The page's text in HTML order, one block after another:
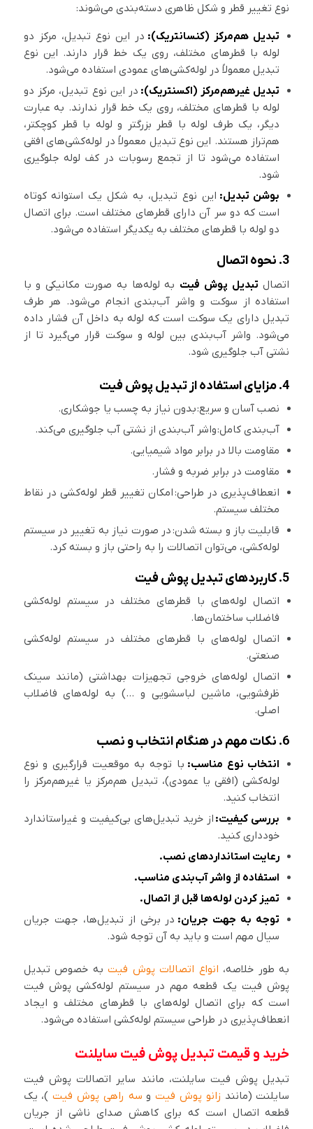
نوع تغییر قطر و شکل ظاهری دسته‌بندی می‌شوند:
تبدیل هم‌مرکز (کنسانتریک): در این نوع تبدیل، مرکز دو
لوله با قطرهای مختلف، روی یک خط قرار دارند. این نوع
تبدیل معمولاً در لوله‌کشی‌های عمودی استفاده می‌شود.
تبدیل غیرهم‌مرکز (اکسنتریک): در این نوع تبدیل، مرکز دو
لوله با قطرهای مختلف، روی یک خط قرار ندارند. به عبارت
دیگر، یک طرف لوله با قطر بزرگتر و لوله با قطر کوچکتر،
هم‌تراز هستند. این نوع تبدیل معمولاً در لوله‌کشی‌های افقی
استفاده می‌شود تا از تجمع رسوبات در کف لوله جلوگیری
شود.
بوشن تبدیل: این نوع تبدیل، به شکل یک استوانه کوتاه
است که دو سر آن دارای قطرهای مختلف است. برای اتصال
دو لوله با قطرهای مختلف به یکدیگر استفاده می‌شود.
3. نحوه اتصال
اتصال تبدیل پوش فیت به لوله‌ها به صورت مکانیکی و با
استفاده از سوکت و واشر آب‌بندی انجام می‌شود. هر طرف
تبدیل دارای یک سوکت است که لوله به داخل آن فشار داده
می‌شود. واشر آب‌بندی بین لوله و سوکت قرار می‌گیرد تا از
نشتی آب جلوگیری شود.
4. مزایای استفاده از تبدیل پوش فیت
نصب آسان و سریع: بدون نیاز به چسب یا جوشکاری.
آب‌بندی کامل: واشر آب‌بندی از نشتی آب جلوگیری می‌کند.
مقاومت بالا در برابر مواد شیمیایی.
مقاومت در برابر ضربه و فشار.
انعطاف‌پذیری در طراحی: امکان تغییر قطر لوله‌کشی در نقاط
مختلف سیستم.
قابلیت باز و بسته شدن: در صورت نیاز به تغییر در سیستم
لوله‌کشی، می‌توان اتصالات را به راحتی باز و بسته کرد.
5. کاربردهای تبدیل پوش فیت
اتصال لوله‌های با قطرهای مختلف در سیستم لوله‌کشی
فاضلاب ساختمان‌ها.
اتصال لوله‌های با قطرهای مختلف در سیستم لوله‌کشی
صنعتی.
اتصال لوله‌های خروجی تجهیزات بهداشتی (مانند سینک
ظرفشویی، ماشین لباسشویی و …) به لوله‌های فاضلاب
اصلی.
6. نکات مهم در هنگام انتخاب و نصب
انتخاب نوع مناسب: با توجه به موقعیت قرارگیری و نوع
لوله‌کشی (افقی یا عمودی)، تبدیل هم‌مرکز یا غیرهم‌مرکز را
انتخاب کنید.
بررسی کیفیت: از خرید تبدیل‌های بی‌کیفیت و غیراستاندارد
خودداری کنید.
رعایت استانداردهای نصب.
استفاده از واشر آب‌بندی مناسب.
تمیز کردن لوله‌ها قبل از اتصال.
توجه به جهت جریان: در برخی از تبدیل‌ها، جهت جریان
سیال مهم است و باید به آن توجه شود.
به طور خلاصه، انواع اتصالات پوش فیتبه خصوص تبدیل
پوش فیت یک قطعه مهم در سیستم لوله‌کشی پوش فیت
است که برای اتصال لوله‌های با قطرهای مختلف و ایجاد
انعطاف‌پذیری در طراحی سیستم لوله‌کشی استفاده می‌شود.
خرید و قیمت تبدیل پوش فیت سایلنت
تبدیل پوش فیت سایلنت، مانند سایر اتصالات پوش فیت
سایلنت (مانند زانو پوش فیتو سه راهی پوش فیت)، یک
قطعه اتصال است که برای کاهش صدای ناشی از جریان